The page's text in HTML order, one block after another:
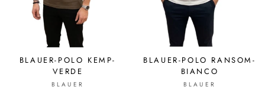
BLAUER-POLO KEMP-
VERDE
BLAUER
BLAUER-POLO RANSOM-
BIANCO
BLAUER